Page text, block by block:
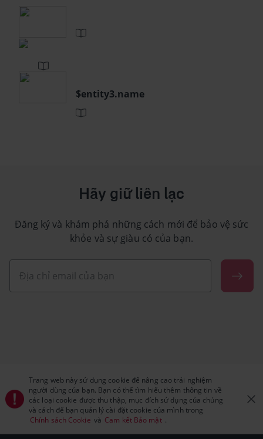
$entity3.name
Hãy giữ liên lạc
Đăng ký và khám phá những cách mới để bảo vệ sức
khỏe và sự giàu có của bạn.
Trang web này sử dụng cookie để nâng cao trải nghiệm
người dùng của bạn. Bạn có thể tìm hiểu thêm thông tin về
các loại cookie được thu thập, mục đích sử dụng của chúng
và cách để bạn quản lý cài đặt cookie của mình trong
Chính sách Cookie và Cam kết Bảo mật .